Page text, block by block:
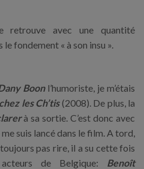
retrouve avec une quantité
fondement « à son insu ».
Boonl’humoriste, je m’étais
les Ch’tis(2008). De plus, la
à sa sortie. C’est donc avec
suis lancé dans le film. A tord,
pas rire, il a su cette fois
acteurs de Belgique:
Benoît